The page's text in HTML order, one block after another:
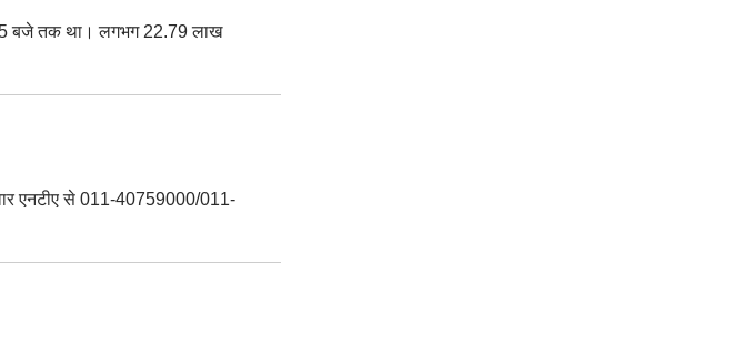
5 बजे तक था। लगभग 22.79 लाख
एनटीए से 011-40759000/011-